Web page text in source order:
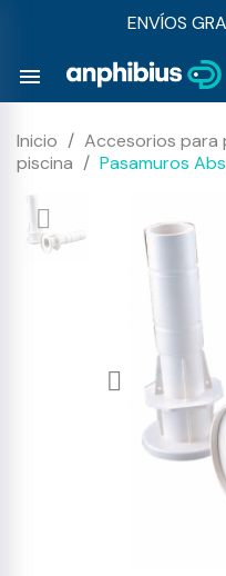
ENVÍOS
menu
Inicio Accesorios para
piscina
Pasamuros